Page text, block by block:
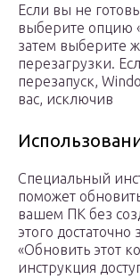
Если вы не
выберите опцию
затем выберите
перезагрузки.
перезапуск,
вас, исключив
Специальный
поможет
вашем ПК без
этого
«Обновить этот
инструкция